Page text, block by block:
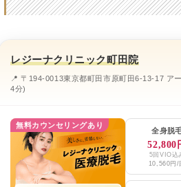
渡辺クリニック
ほしはなクリニック
エミナルクリニックメンズ町田院
レジーナクリニックオム町田院
湘南美容クリニック町田院
レジーナクリニック町田院
📍 〒194-0013東京都町田市原町田6-13-17 ア
4分)
無料カウンセリングあり
全身脱
52,800
5回VIO込
10,560円/